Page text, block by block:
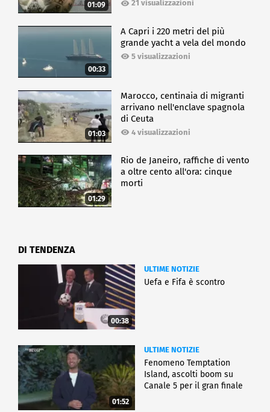
01:09 21 visualizzazioni
00:33
A Capri i 220 metri del più
grande yacht a vela del mondo
5 visualizzazioni
01:03
Marocco, centinaia di migranti
arrivano nell'enclave spagnola
di Ceuta
4 visualizzazioni
01:29
Rio de Janeiro, raffiche di vento
a oltre cento all'ora: cinque
morti
DI TENDENZA
00:38
ULTIME NOTIZIE
Uefa e Fifa è scontro
01:52
ULTIME NOTIZIE
Fenomeno Temptation
Island, ascolti boom su
Canale 5 per il gran finale